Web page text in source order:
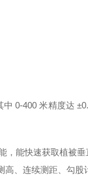
中 0-400 米精度达
，能快速获取植被
、连续测距、勾股